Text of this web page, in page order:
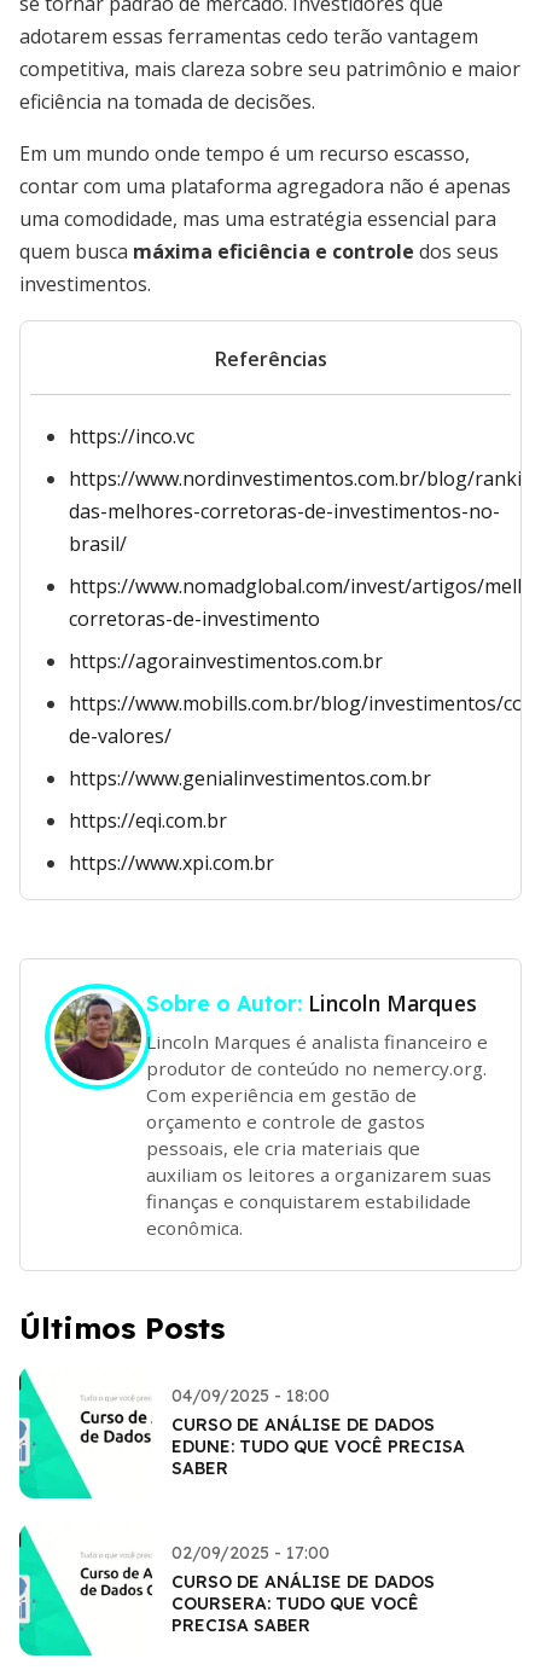
adotarem essas ferramentas cedo terão vantagem
competitiva, mais clareza sobre seu patrimônio e maior
eficiência na tomada de decisões.
Em um mundo onde tempo é um recurso escasso,
contar com uma plataforma agregadora não é apenas
uma comodidade, mas uma estratégia essencial para
quem busca máxima eficiência e controle dos seus
investimentos.
Referências
https://inco.vc
https://www.nordinvestimentos.com.br/blog/
das-melhores-corretoras-de-investimentos-no-
brasil/
https://www.nomadglobal.com/invest/artigos/
corretoras-de-investimento
https://agorainvestimentos.com.br
https://www.mobills.com.br/blog/investimentos/
de-valores/
https://www.genialinvestimentos.com.br
https://eqi.com.br
https://www.xpi.com.br
Sobre o Autor: Lincoln Marques
Lincoln Marques é analista financeiro e
produtor de conteúdo no nemercy.org.
Com experiência em gestão de
orçamento e controle de gastos
pessoais, ele cria materiais que
auxiliam os leitores a organizarem suas
finanças e conquistarem estabilidade
econômica.
Últimos Posts
04/09/2025 - 18:00
CURSO DE ANÁLISE DE DADOS
EDUNE: TUDO QUE VOCÊ PRECISA
SABER
02/09/2025 - 17:00
CURSO DE ANÁLISE DE DADOS
COURSERA: TUDO QUE VOCÊ
PRECISA SABER